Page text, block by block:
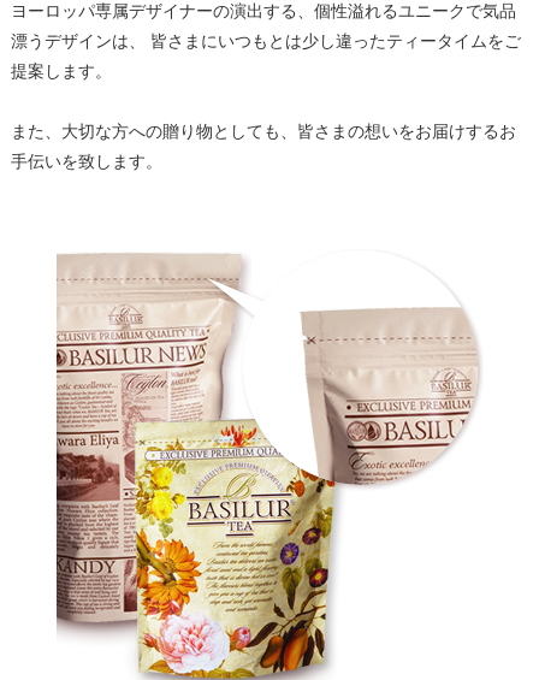
ヨーロッパ専属デザイナーの演出する、個性溢れるユニークで気品
漂うデザインは、 皆さまにいつもとは少し違ったティータイムをご
提案します。
また、大切な方への贈り物としても、皆さまの想いをお届けするお
手伝いを致します。